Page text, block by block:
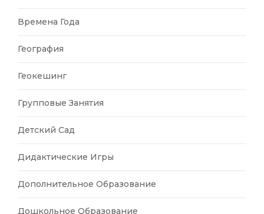
Времена Года
География
Геокешинг
Групповые Занятия
Детский Сад
Дидактические Игры
Дополнительное Образование
Дошкольное Образование